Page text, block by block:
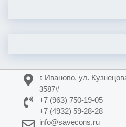
г. Иваново, ул.
3587#
+7 (963) 750-19-05
+7 (4932) 59-28-28
info@savecons.ru